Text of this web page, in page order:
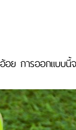
ย การออกแบบ